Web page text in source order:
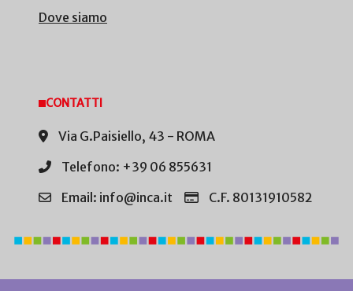
Dove siamo
CONTATTI
Via G.Paisiello, 43 - ROMA
Telefono: +39 06 855631
Email: info@inca.it
C.F. 80131910582